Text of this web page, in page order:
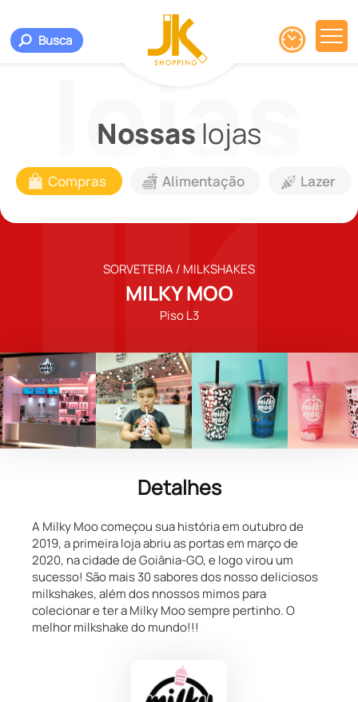
Busca
Nossas lojas
Compras Alimentação Lazer
SORVETERIA / MILKSHAKES
MILKY MOO
Piso L3
Detalhes
A Milky Moo começou sua história em outubro de
2019, a primeira loja abriu as portas em março de
2020, na cidade de Goiânia-GO, e logo virou um
sucesso! São mais 30 sabores dos nosso deliciosos
milkshakes, além dos nnossos mimos para
colecionar e ter a Milky Moo sempre pertinho. O
melhor milkshake do mundo!!!